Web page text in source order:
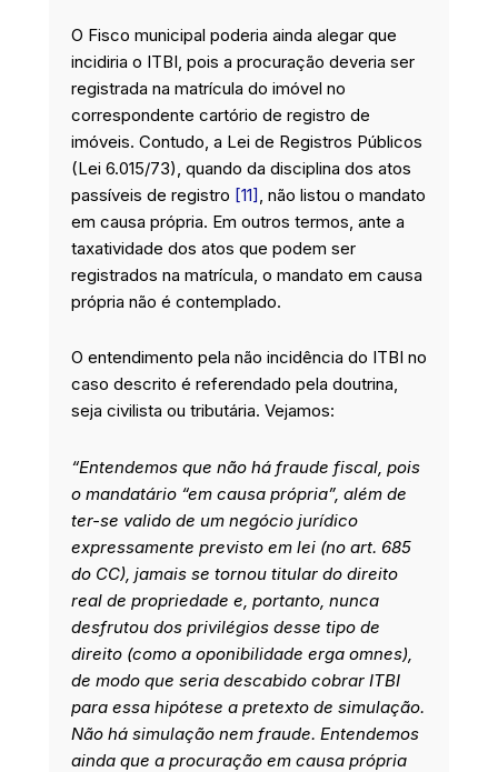
O Fisco municipal poderia ainda alegar que
incidiria o ITBI, pois a procuração deveria ser
registrada na matrícula do imóvel no
correspondente cartório de registro de
imóveis. Contudo, a Lei de Registros Públicos
(Lei 6.015/73), quando da disciplina dos atos
passíveis de registro [11] , não listou o mandato
em causa própria. Em outros termos, ante a
taxatividade dos atos que podem ser
registrados na matrícula, o mandato em causa
própria não é contemplado.
O entendimento pela não incidência do ITBI no
caso descrito é referendado pela doutrina,
seja civilista ou tributária. Vejamos:
“Entendemos que não há fraude fiscal, pois
o mandatário “em causa própria”, além de
ter-se valido de um negócio jurídico
expressamente previsto em lei (no art. 685
do CC), jamais se tornou titular do direito
real de propriedade e, portanto, nunca
desfrutou dos privilégios desse tipo de
direito (como a oponibilidade erga omnes),
de modo que seria descabido cobrar ITBI
para essa hipótese a pretexto de simulação.
Não há simulação nem fraude. Entendemos
ainda que a procuração em causa própria